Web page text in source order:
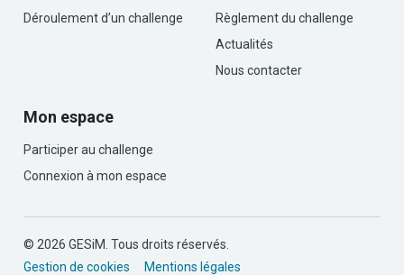
Déroulement d’un challenge
Règlement du challenge
Actualités
Nous contacter
Mon espace
Participer au challenge
Connexion à mon espace
© 2026 GESiM. Tous droits réservés.
Gestion de cookies
Mentions légales